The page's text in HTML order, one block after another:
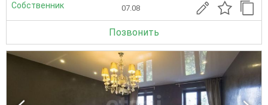
Собственник 07.08
Позвонить